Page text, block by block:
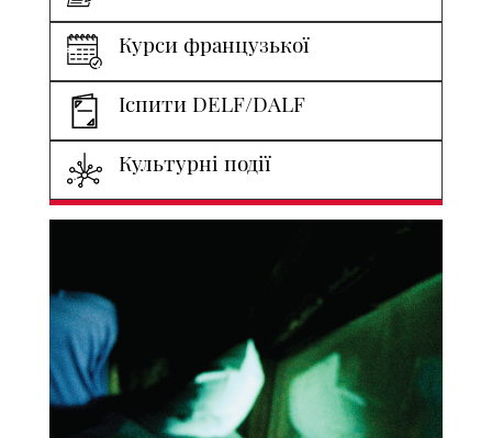
Курси французької
Іспити DELF/DALF
Культурні події